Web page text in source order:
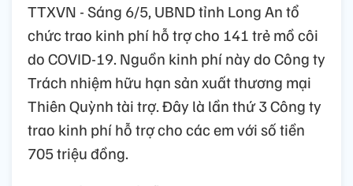
TTXVN - Sáng 6/5, UBND tỉnh Long An tổ
chức trao kinh phí hỗ trợ cho 141 trẻ mồ côi
do COVID-19. Nguồn kinh phí này do Công ty
Trách nhiệm hữu hạn sản xuất thương mại
Thiên Quỳnh tài trợ. Đây là lần thứ 3 Công ty
trao kinh phí hỗ trợ cho các em với số tiền
705 triệu đồng.